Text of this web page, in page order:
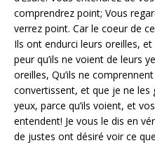
comprendrez point; Vous
verrez point. Car le coeur de
Ils ont endurci leurs oreilles,
peur qu’ils ne voient de leurs
oreilles, Qu’ils ne
convertissent, et que je ne les
yeux, parce qu’ils voient, et
entendent! Je vous le dis en
de justes ont désiré voir ce